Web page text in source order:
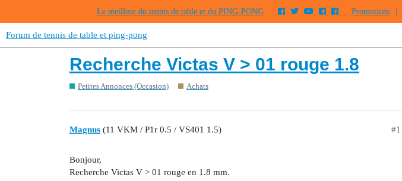
Le meilleur du tennis de table et du PING-PONG Promotions
Forum de tennis de table et ping-pong
Recherche Victas V > 01 rouge 1.8
Petites Annonces (Occasion) Achats
Magnus (11 VKM / P1r 0.5 / VS401 1.5) #1
Bonjour,
Recherche Victas V > 01 rouge en 1.8 mm.